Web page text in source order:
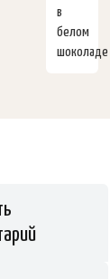
в
белом
шоколаде